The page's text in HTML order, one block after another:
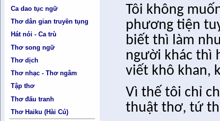
Ca dao tục ngữ
Thơ dân gian truyền tụng
Hát nói - Ca trù
Thơ song ngữ
Thơ dịch
Thơ nhạc - Thơ ngâm
Tập thơ
Thơ đấu tranh
Thơ Haiku (Hài Cú)
Tôi không
phương tiện
biết thì làm
người khác thì
viết khô khan,
Vì thế tôi chỉ
thuật thơ, tứ